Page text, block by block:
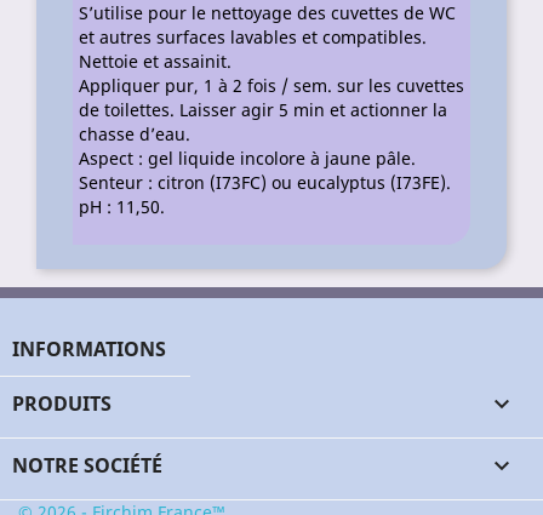
S’utilise pour le nettoyage des cuvettes de WC
et autres surfaces lavables et compatibles.
Nettoie et assainit.
Appliquer pur, 1 à 2 fois / sem. sur les cuvettes
de toilettes. Laisser agir 5 min et actionner la
chasse d’eau.
Aspect : gel liquide incolore à jaune pâle.
Senteur : citron (I73FC) ou eucalyptus (I73FE).
pH : 11,50.
INFORMATIONS
PRODUITS 
NOTRE SOCIÉTÉ 